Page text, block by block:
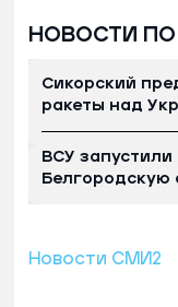
НОВОСТИ
Сикорский
ракеты над
ВСУ
Белгородскую
Новости СМИ2